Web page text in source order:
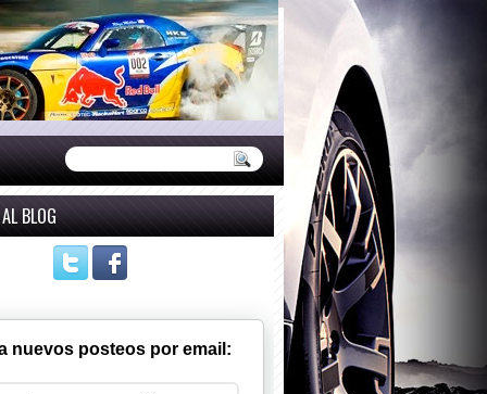
BLOG
nuevos posteos por email: